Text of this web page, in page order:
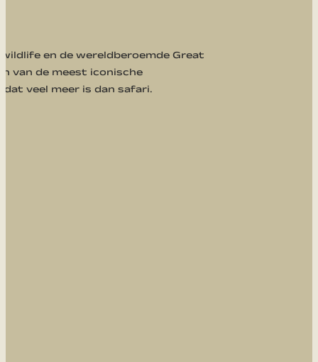
en de wereldberoemde Great
van de meest iconische
veel meer is dan safari.